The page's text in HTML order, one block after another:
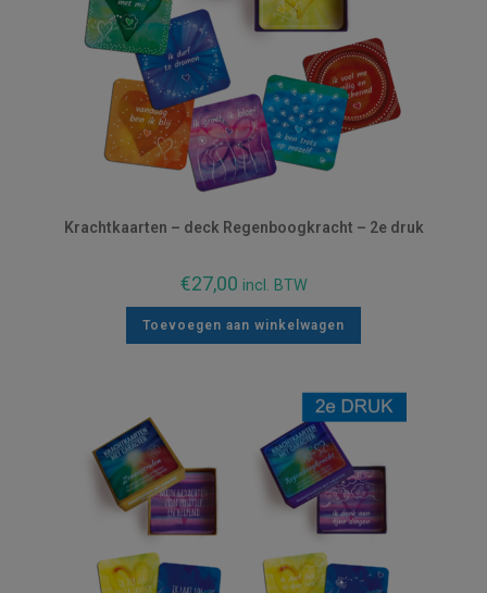
Krachtkaarten – deck Regenboogkracht – 2e druk
€27,00 incl. BTW
Toevoegen aan winkelwagen